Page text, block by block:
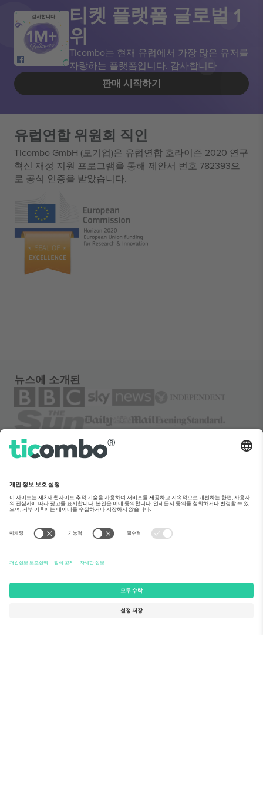
감사합니다 티켓 플랫폼 글로벌 1
위
Ticombo는 현재 유럽에서 가장 많은 유저를
자랑하는 플랫폼입니다. 감사합니다
판매 시작하기
유럽연합 위원회 직인
Ticombo GmbH (모기업)은 유럽연합 호라이즌 2020 연구
혁신 재정 지원 프로그램을 통해 제안서 번호 782393으
로 공식 인증을 받았습니다.
뉴스에 소개된
팀
TixProtect
이용약관
자주 묻는 질문
이용 방법